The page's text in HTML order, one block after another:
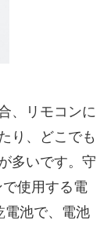
、リモコンに
り、どこでも
多いです。守
使用する電
電池で、電池